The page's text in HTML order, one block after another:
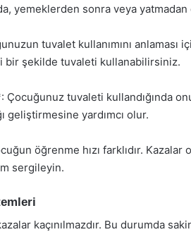
yemeklerden sonra veya
tuvalet kullanımını anlaması
bir şekilde tuvaleti kullanabilirsiniz.
tuvaleti kullandığında
geliştirmesine yardımcı olur.
öğrenme hızı farklıdır.
sergileyin.
kaçınılmazdır. Bu durumda